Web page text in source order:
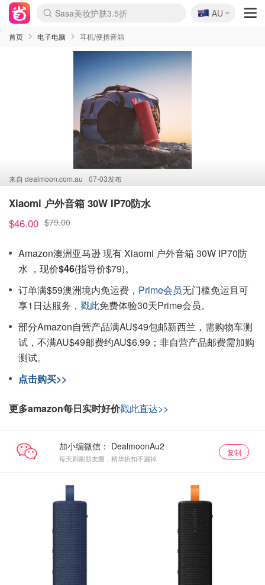
lululemon折扣上新
Sasa美妆护肤3.5折
SSENSE年中3折
FreshBeauty好价汇总
Cettire降价+叠9折
Farfetch折上8折
WWS Coles超市实拍
viagogo二手票捡漏
Myer清仓1折起
The Outnet奢牌1折起
David Jones 3折起
Flannels大牌1折
Perfumes Club护肤1折
AMIRO返校季6.2折
Oweek抽奖送Airpods
Amazon折扣汇总
eToro入金$200送$50
Amazon数码好物
ICONIC本周7.5折
ThedoubleF高奢地板价
Moose Knuckles 6折
丝芙兰5折起
EUFY官网3.7折起
Selenichast首饰2折
Trip机票酒店促销
YSL送5件彩妆礼
Amazon家居好物
BIGBANG巡演开票
David Jones时尚3折
Amazon美妆护肤
雅漾大喷$8
过敏原检测盒$33
伊索独家赠50ml沐浴露
科颜氏清仓3折
SEALIFE海洋馆门票6折
丝塔芙大白罐$16
订阅Newsletter送香薰
Cult Beauty 6.8折
Harrods圣诞日历2.3折
LN-CC奢牌私促3折
d'Alba空姐喷雾$16
EVE LOM套装逆天2折
Bernardelli独家4折
Adore Beauty 6折起
CT圣诞日历
Mytheresa奢品2.7折
Luxury Escapes 9折
Currentbody美容仪9折
MOON Garden Live
ALLSAINTS美衣3折
Roborock扫地机3.7折
Tingo Life水杯$24
Valentino官网5折
CR洗发护发6.3折
修丽可套装7.4折
🇦🇺
AU
首页 电子电脑 耳机/便携音箱
来自 dealmoon.com.au 07-03发布
Xiaomi 户外音箱 30W IP70防水
$46.00 $79.00
Amazon澳洲亚马逊 现有 Xiaomi 户外音箱 30W IP70防
水 ，现价$46(指导价$79)。
订单满$59澳洲境内免运费， Prime会员无门槛免运且可
享1日达服务， 戳此免费体验30天Prime会员。
部分Amazon自营产品满AU$49包邮新西兰，需购物车测
试，不满AU$49邮费约AU$6.99；非自营产品邮费需加购
测试。
点击购买>>
更多amazon每日实时好价戳此直达>>
加小编微信：
每天刷刷朋友圈，精华折扣不漏掉
复制